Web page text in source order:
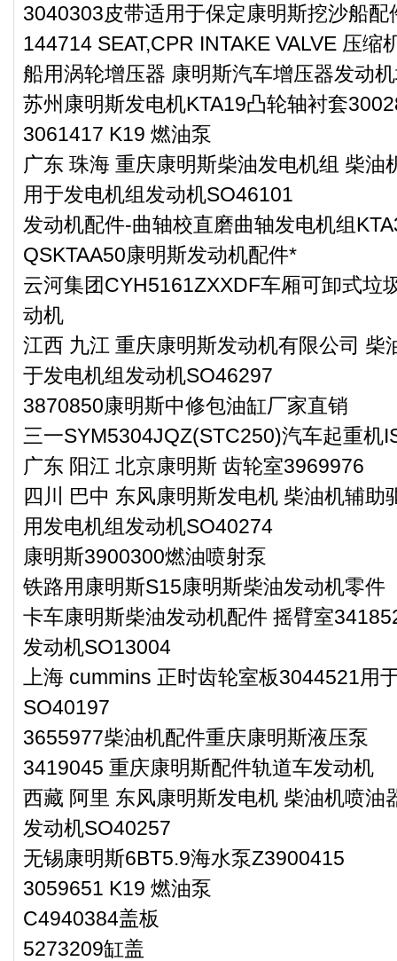
3040303皮带适用于保定康明斯挖沙船
144714 SEAT,CPR INTAKE VALVE 压缩
船用涡轮增压器 康明斯汽车增压器发动
苏州康明斯发电机KTA19凸轮轴衬套
3061417 K19 燃油泵
广东 珠海 重庆康明斯柴油发电机组 柴油
用于发电机组发动机SO46101
发动机配件-曲轴校直磨曲轴发电机组
QSKTAA50康明斯发动机配件*
云河集团CYH5161ZXXDF车厢可卸式垃
动机
江西 九江 重庆康明斯发动机有限公司 柴
于发电机组发动机SO46297
3870850康明斯中修包油缸厂家直销
三一SYM5304JQZ(STC250)汽车起重机
广东 阳江 北京康明斯 齿轮室3969976
四川 巴中 东风康明斯发电机 柴油机辅助
用发电机组发动机SO40274
康明斯3900300燃油喷射泵
铁路用康明斯S15康明斯柴油发动机零件
卡车康明斯柴油发动机配件 摇臂室
发动机SO13004
上海 cummins 正时齿轮室板3044521用
SO40197
3655977柴油机配件重庆康明斯液压泵
3419045 重庆康明斯配件轨道车发动机
西藏 阿里 东风康明斯发电机 柴油机喷油
发动机SO40257
无锡康明斯6BT5.9海水泵Z3900415
3059651 K19 燃油泵
C4940384盖板
5273209缸盖